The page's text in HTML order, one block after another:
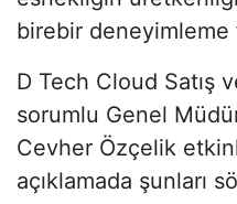
birebir deneyimleme
D Tech Cloud Satış
sorumlu Genel
Cevher Özçelik
açıklamada şunları